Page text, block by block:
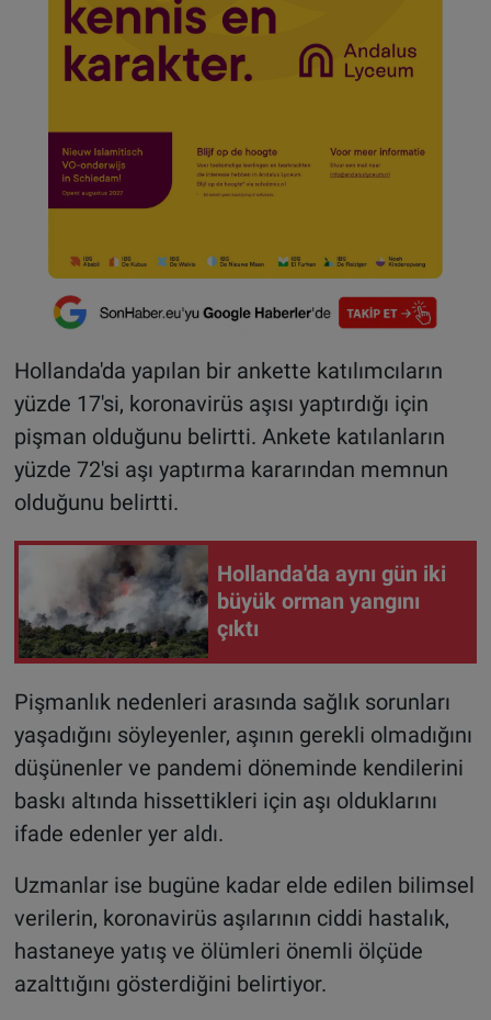
Hollanda'da yapılan bir ankette katılımcıların
yüzde 17'si, koronavirüs aşısı yaptırdığı için
pişman olduğunu belirtti. Ankete katılanların
yüzde 72'si aşı yaptırma kararından memnun
olduğunu belirtti.
Hollanda'da aynı gün iki
büyük orman yangını
çıktı
Pişmanlık nedenleri arasında sağlık sorunları
yaşadığını söyleyenler, aşının gerekli olmadığını
düşünenler ve pandemi döneminde kendilerini
baskı altında hissettikleri için aşı olduklarını
ifade edenler yer aldı.
Uzmanlar ise bugüne kadar elde edilen bilimsel
verilerin, koronavirüs aşılarının ciddi hastalık,
hastaneye yatış ve ölümleri önemli ölçüde
azalttığını gösterdiğini belirtiyor.